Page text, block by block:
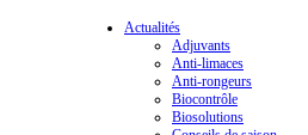
Actualités
Adjuvants
Anti-limaces
Anti-rongeurs
Biocontrôle
Biosolutions